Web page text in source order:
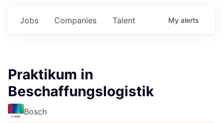
Jobs Companies Talent My alerts
Praktikum in
Beschaffungslogistik
Bosch